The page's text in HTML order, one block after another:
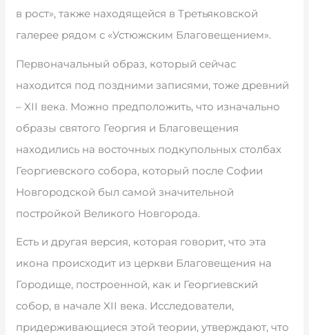
в рост», также находящейся в Третьяковской
галерее рядом с «Устюжским Благовещением».
Первоначальный образ, который сейчас
находится под поздними записями, тоже древний
– XII века. Можно предположить, что изначально
образы святого Георгия и Благовещения
находились на восточных подкупольных столбах
Георгиевского собора, который после Софии
Новгородской был самой значительной
постройкой Великого Новгорода.
Есть и другая версия, которая говорит, что эта
икона происходит из церкви Благовещения на
Городище, построенной, как и Георгиевский
собор, в начале XII века. Исследователи,
придерживающиеся этой теории, утверждают, что